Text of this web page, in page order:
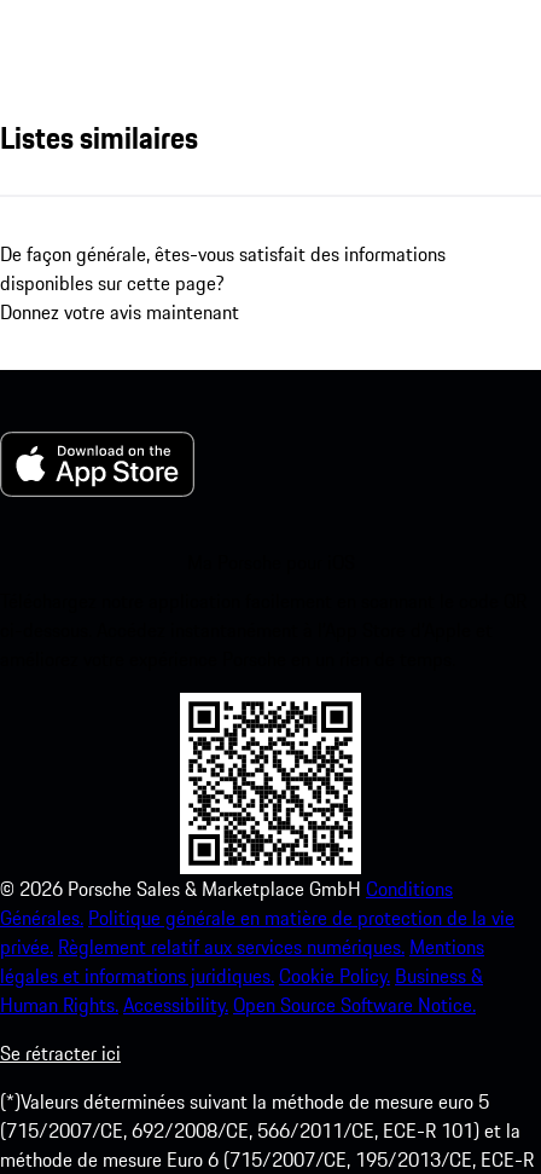
Listes similaires
De façon générale, êtes-vous satisfait des informations
disponibles sur cette page?
Donnez votre avis maintenant
© 2026 Porsche Sales & Marketplace GmbH Conditions
Générales. Politique générale en matière de protection de la vie
privée. Règlement relatif aux services numériques. Mentions
légales et informations juridiques.Cookie Policy. Business &
Human Rights.Accessibility.Open Source Software Notice.
Se rétracter ici
(*)Valeurs déterminées suivant la méthode de mesure euro 5
(715/2007/CE, 692/2008/CE, 566/2011/CE, ECE-R 101) et la
méthode de mesure Euro 6 (715/2007/CE, 195/2013/CE, ECE-R